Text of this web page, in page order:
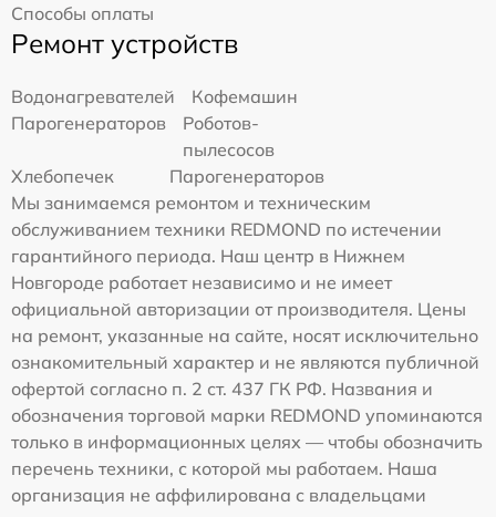
Способы оплаты
Ремонт устройств
Водонагревателей
Кофемашин
Парогенераторов
Роботов-
пылесосов
Хлебопечек
Парогенераторов
Мы занимаемся ремонтом и техническим
обслуживанием техники REDMOND по истечении
гарантийного периода. Наш центр в Нижнем
Новгороде работает независимо и не имеет
официальной авторизации от производителя. Цены
на ремонт, указанные на сайте, носят исключительно
ознакомительный характер и не являются публичной
офертой согласно п. 2 ст. 437 ГК РФ. Названия и
обозначения торговой марки REDMOND упоминаются
только в информационных целях — чтобы обозначить
перечень техники, с которой мы работаем. Наша
организация не аффилирована с владельцами